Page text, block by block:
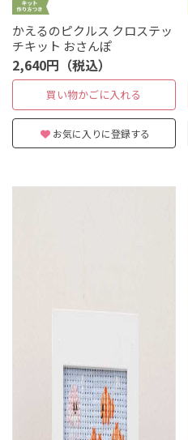
かえるのピクルス クロステッ
チキット おさんぽ
2,640円（税込）
買い物かごに入れる
お気に入りに登録する